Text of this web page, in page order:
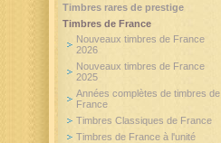
Timbres rares de prestige
Timbres de France
Nouveaux timbres de France
2026
Nouveaux timbres de France
2025
Années complètes de timbres de
France
Timbres Classiques de France
Timbres de France à l'unité